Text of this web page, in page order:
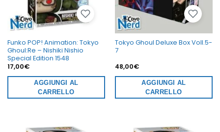
Funko POP! Animation: Tokyo
Ghoul:Re – Nishiki Nishio
Special Edition 1548
17,00€
AGGIUNGI AL
CARRELLO
Tokyo Ghoul Deluxe Box Voll.5-
7
48,00€
AGGIUNGI AL
CARRELLO